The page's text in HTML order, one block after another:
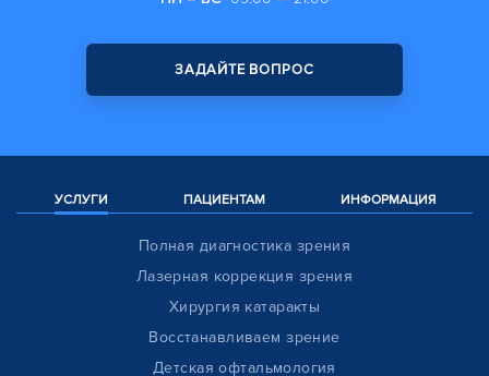
ЗАДАЙТЕ ВОПРОС
УСЛУГИ ПАЦИЕНТАМ ИНФОРМАЦИЯ
Полная диагностика зрения
Лазерная коррекция зрения
Хирургия катаракты
Восстанавливаем зрение
Детская офтальмология